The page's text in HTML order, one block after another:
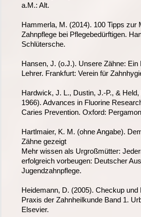
a.M.: Alt.
Hammerla, M. (2014). 100 Tipps zur
Zahnpflege bei Pflegebedürftigen.
Schlütersche.
Hansen, J. (o.J.). Unsere Zähne: Ein
Lehrer. Frankfurt: Verein für
Hardwick, J. L., Dustin, J.-P., &
1966). Advances in Fluorine
Caries Prevention. Oxford:
Hartlmaier, K. M. (ohne Angabe).
Zähne gezeigt
Mehr wissen als Urgroßmütter:
erfolgreich vorbeugen: Deutscher
Jugendzahnpflege.
Heidemann, D. (2005). Checkup und
Praxis der Zahnheilkunde Band 1.
Elsevier.